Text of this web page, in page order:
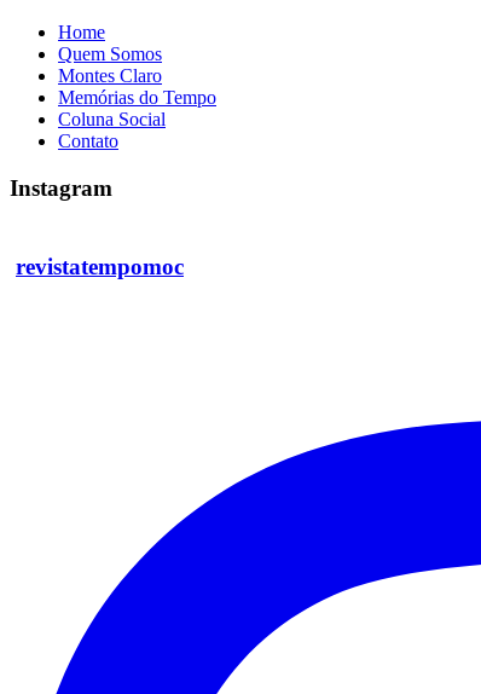
Home
Quem Somos
Montes Claro
Memórias do Tempo
Coluna Social
Contato
Instagram
revistatempomoc